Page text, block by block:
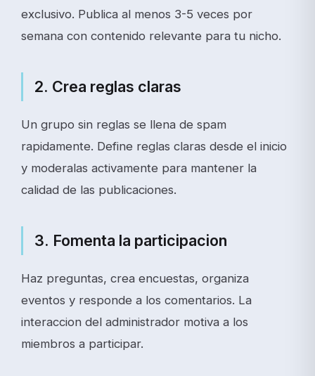
exclusivo. Publica al menos 3-5 veces por
semana con contenido relevante para tu nicho.
2. Crea reglas claras
Un grupo sin reglas se llena de spam
rapidamente. Define reglas claras desde el inicio
y moderalas activamente para mantener la
calidad de las publicaciones.
3. Fomenta la participacion
Haz preguntas, crea encuestas, organiza
eventos y responde a los comentarios. La
interaccion del administrador motiva a los
miembros a participar.